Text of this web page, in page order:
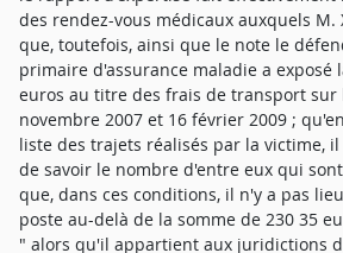
des rendez-vous médicaux auxquels M.
que, toutefois, ainsi que le note le
primaire d'assurance maladie a exposé
euros au titre des frais de transport sur
novembre 2007 et 16 février 2009 ;
liste des trajets réalisés par la victime,
de savoir le nombre d'entre eux qui
que, dans ces conditions, il n'y a pas
poste au-delà de la somme de 230 35
" alors qu'il appartient aux juridictions